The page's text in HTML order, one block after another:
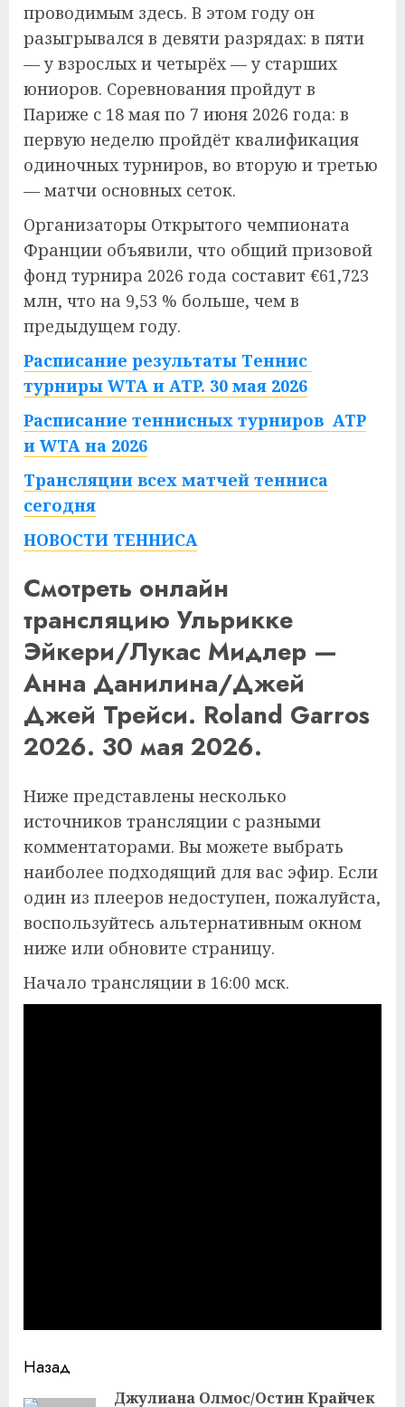
проводимым здесь. В этом году он
разыгрывался в девяти разрядах: в пяти
— у взрослых и четырёх — у старших
юниоров. Соревнования пройдут в
Париже с 18 мая по 7 июня 2026 года: в
первую неделю пройдёт квалификация
одиночных турниров, во вторую и третью
— матчи основных сеток.
Организаторы Открытого чемпионата
Франции объявили, что общий призовой
фонд турнира 2026 года составит €61,723
млн, что на 9,53 % больше, чем в
предыдущем году.
Расписание результаты Теннис
турниры WTA и ATP. 30 мая 2026
Расписание теннисных турниров ATP
и WTA на 2026
Трансляции всех матчей тенниса
сегодня
НОВОСТИ ТЕННИСА
Смотреть онлайн
трансляцию Ульрикке
Эйкери/Лукас Мидлер —
Анна Данилина/Джей
Джей Трейси. Roland Garros
2026. 30 мая 2026.
Ниже представлены несколько
источников трансляции с разными
комментаторами. Вы можете выбрать
наиболее подходящий для вас эфир. Если
один из плееров недоступен, пожалуйста,
воспользуйтесь альтернативным окном
ниже или обновите страницу.
Начало трансляции в 16:00 мск.
Продолжить
Назад
Джулиана Олмос/Остин Крайчек